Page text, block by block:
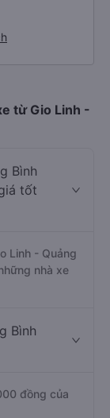
từ Gio Linh -
Bình
tốt
Linh - Quảng
nhà xe
Bình
đồng của